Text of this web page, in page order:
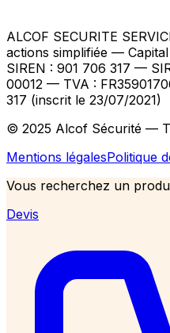
ALCOF SECURITE
actions simplifiée —
SIREN : 901 706 317 —
00012 — TVA :
317 (inscrit le 23/07/2021)
© 2025 Alcof Sécurité —
Mentions légalesPolitique
Vous recherchez un
Devis